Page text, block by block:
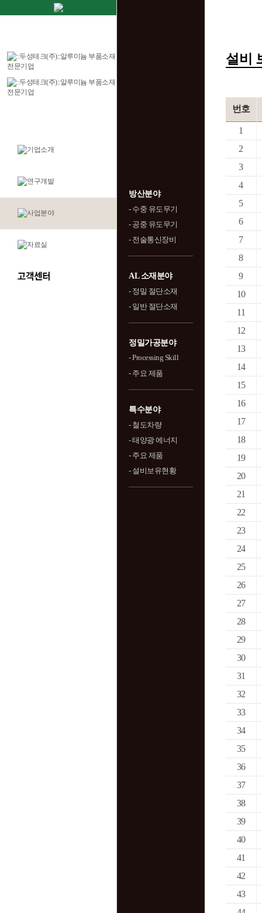
방산분야
- 수중 유도무기
- 공중 유도무기
- 전술통신장비
AL 소재분야
- 정밀 절단소재
- 일반 절단소재
정밀가공분야
- Processing Skill
- 주요 제품
특수분야
- 철도차량
- 태양광 에너지
- 주요 제품
- 설비보유현황
설비
번호
1
2
3
4
5
6
7
8
9
10
11
12
13
14
15
16
17
18
19
20
21
22
23
24
25
26
27
28
29
30
31
32
33
34
35
36
37
38
39
40
41
42
43